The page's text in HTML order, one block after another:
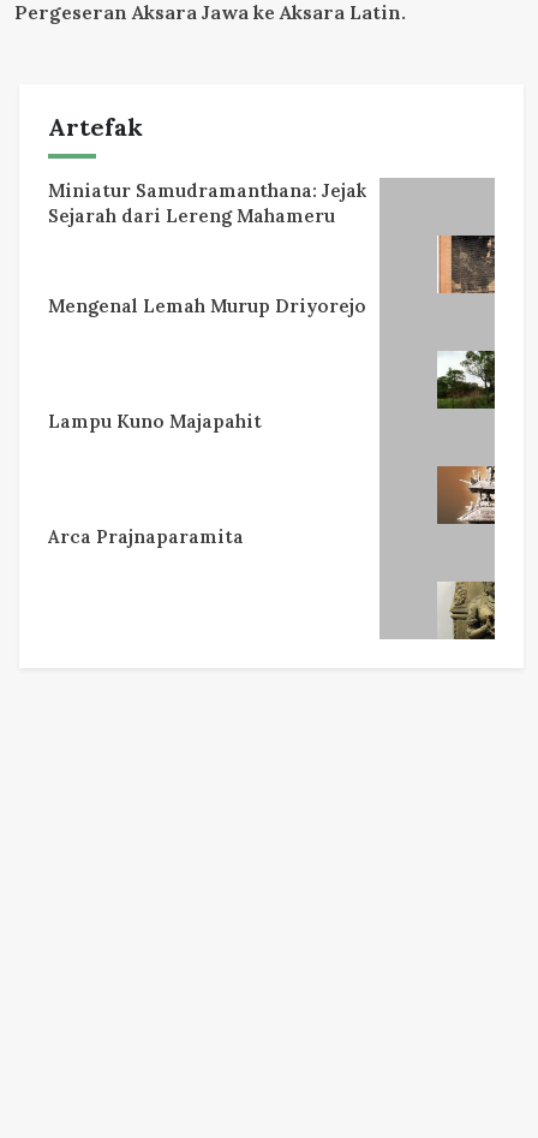
Pergeseran Aksara Jawa ke Aksara Latin.
Artefak
Miniatur Samudramanthana: Jejak
Sejarah dari Lereng Mahameru
Mengenal Lemah Murup Driyorejo
Lampu Kuno Majapahit
Arca Prajnaparamita